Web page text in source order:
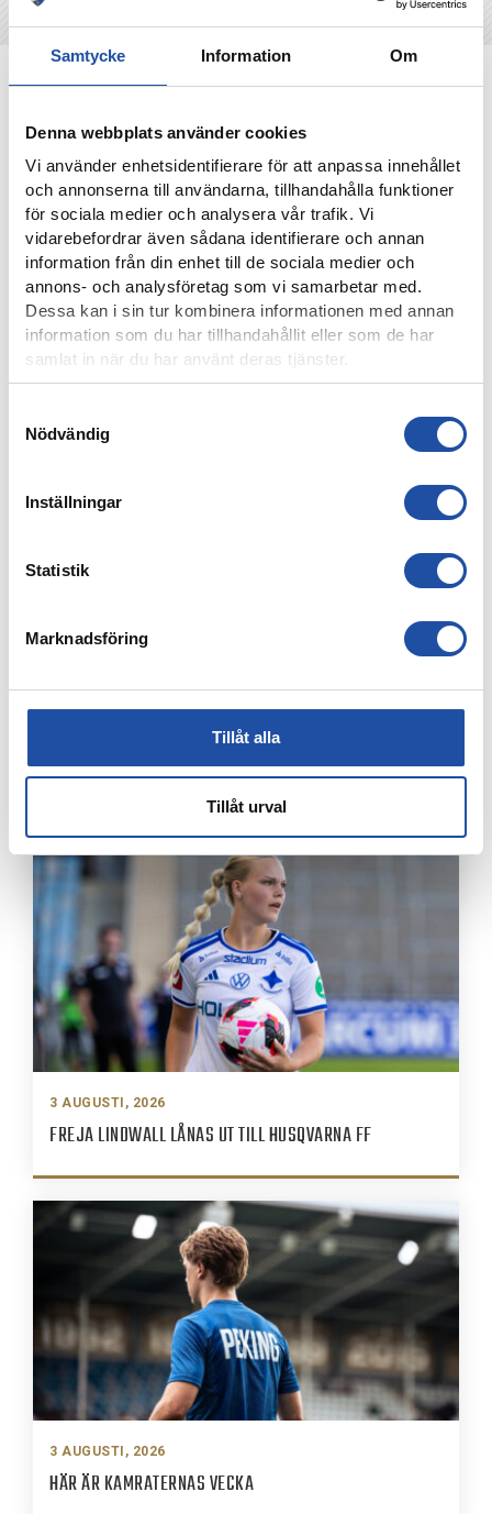
Samtycke Information Om
Denna webbplats använder cookies
Vi använder enhetsidentifierare för att anpassa innehållet
och annonserna till användarna, tillhandahålla funktioner
för sociala medier och analysera vår trafik. Vi
vidarebefordrar även sådana identifierare och annan
information från din enhet till de sociala medier och
annons- och analysföretag som vi samarbetar med.
Dessa kan i sin tur kombinera informationen med annan
information som du har tillhandahållit eller som de har
samlat in när du har använt deras tjänster.
Nödvändig
Inställningar
Statistik
Marknadsföring
Tillåt alla
Tillåt urval
NYHETER
4 AUGUSTI, 2026
NÄTADE MOT DJURGÅRDEN
ÅRSKORTARE: HÄMTA UT ERA KAMRATBILJETTER!
3 AUGUSTI, 2026
FREJA LINDWALL LÅNAS UT TILL HUSQVARNA FF
3 AUGUSTI, 2026
HÄR ÄR KAMRATERNAS VECKA